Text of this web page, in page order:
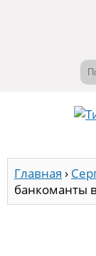
Главная ›
банкоманты